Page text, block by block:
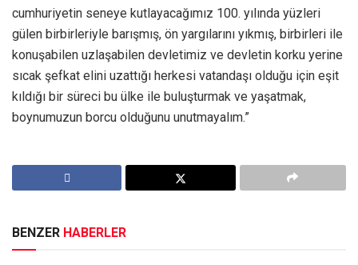
cumhuriyetin seneye kutlayacağımız 100. yılında yüzleri
gülen birbirleriyle barışmış, ön yargılarını yıkmış, birbirleri ile
konuşabilen uzlaşabilen devletimiz ve devletin korku yerine
sıcak şefkat elini uzattığı herkesi vatandaşı olduğu için eşit
kıldığı bir süreci bu ülke ile buluşturmak ve yaşatmak,
boynumuzun borcu olduğunu unutmayalım.”
BENZER HABERLER